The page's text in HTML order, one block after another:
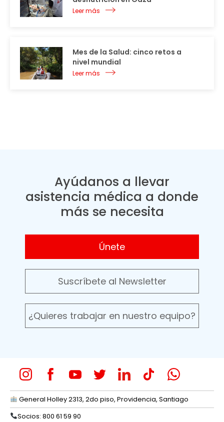
Leer más
Mes de la Salud: cinco retos a
nivel mundial
Leer más
Ayúdanos a llevar
asistencia médica a donde
más se necesita
Únete
Suscríbete al Newsletter
¿Quieres trabajar en nuestro equipo?
General Holley 2313, 2do piso, Providencia, Santiago
Socios: 800 61 59 90